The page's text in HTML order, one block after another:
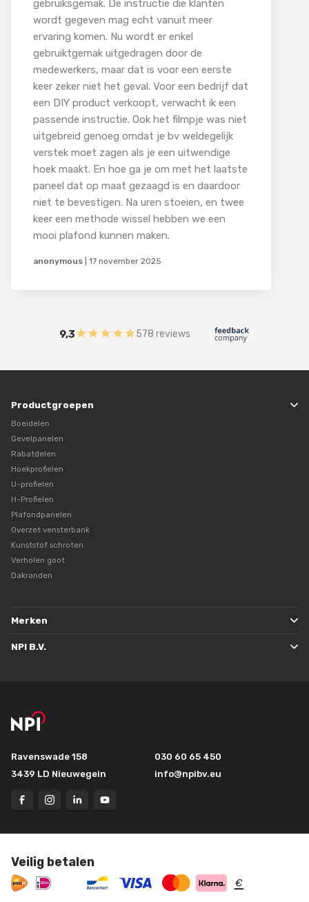
gebruiksgemak. De instructie die klanten
wordt gegeven mag echt vanuit meer
ervaring komen. Nu wordt er enkel
gebruiktgemak uitgedragen door de
medewerkers, maar dat is voor een eerste
keer zeker niet het geval. Voor een bedrijf dat
een DIY product verkoopt, verwacht ik een
passende instructie. Ook het filmpje was niet
uitgebreid genoeg omdat je bv weldegelijk
verstek moet zagen als je een uitwendige
hoek maakt. En hoe ga je om met het laatste
paneel dat op maat gezaagd is en daardoor
niet te bevestigen. Na uren stoeien, en twee
keer een methode wissel hebben we een
mooi plafond kunnen maken.
anonymous 17 november 2025
9,3 578 reviews
Productgroepen
Boeidelen
Gevelpanelen
Rabatdelen
Hoekprofielen
U-profielen
H-Profielen
Plafondpanelen
Overzet vensterbank
Kunststof schroten
Verholen goot
Dakranden
Merken
NPI B.V.
Ravenswade 158
030 60 65 450
3439 LD Nieuwegein
info@npibv.eu
Veilig betalen